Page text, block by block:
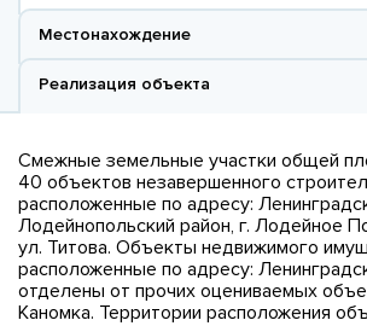
Местонахождение
Реализация объекта
Смежные земельные участки общей
40 объектов незавершенного
расположенные по адресу:
Лодейнопольский район, г. Лодейное
ул. Титова. Объекты недвижимого
расположенные по адресу:
отделены от прочих оцениваемых
Каномка. Территории расположения